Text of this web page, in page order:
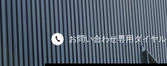
お問い合わせ専用ダイヤル